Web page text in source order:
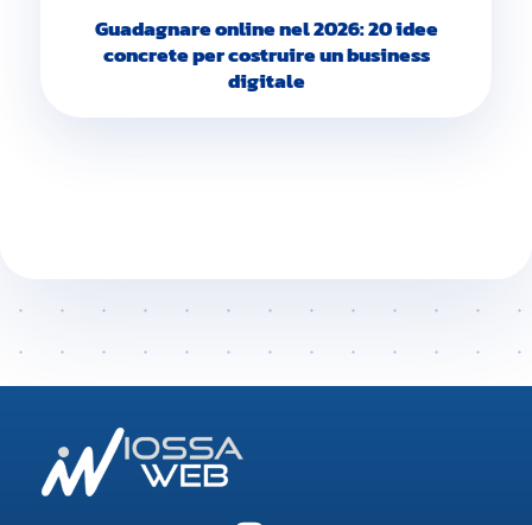
Guadagnare online nel 2026: 20 idee
concrete per costruire un business
digitale